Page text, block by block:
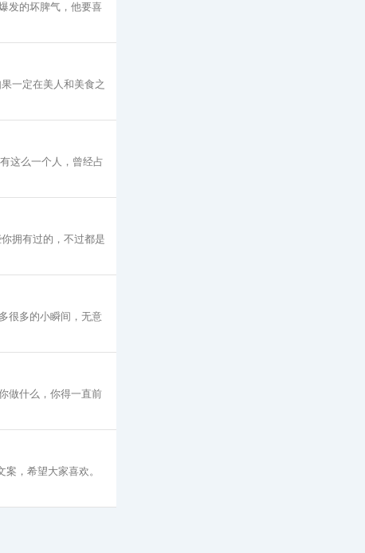
发的坏脾气，他要喜
一定在美人和美食之
这么一个人，曾经占
拥有过的，不过都是
很多的小瞬间，无意
做什么，你得一直前
，希望大家喜欢。